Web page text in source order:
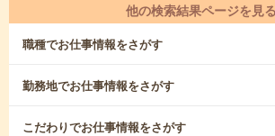
他の検索結果ページを見る
職種でお仕事情報をさがす
勤務地でお仕事情報をさがす
こだわりでお仕事情報をさがす